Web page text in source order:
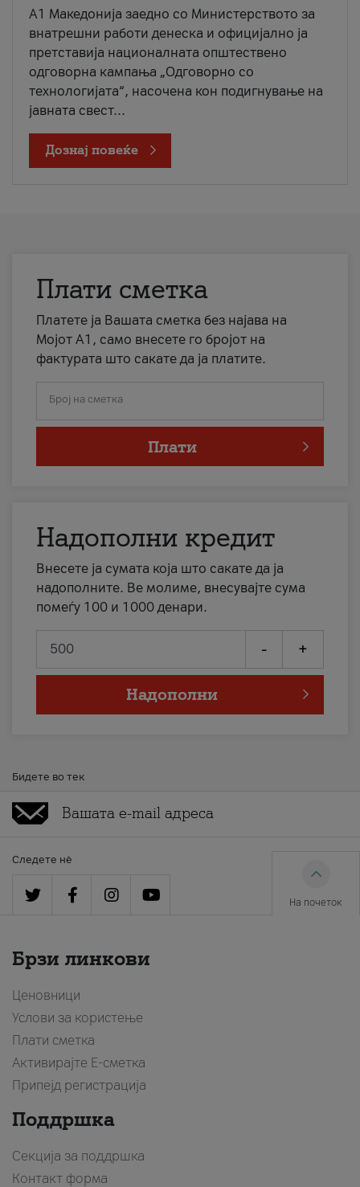
A1 Македонија заедно со Министерството за
внатрешни работи денеска и официјално ја
претставија националната општествено
одговорна кампања „Одговорно со
технологијата“, насочена кон подигнување на
јавната свест...
Дознај повеќе
Плати сметка
Платете ја Вашата сметка без најава на
Мојот А1, само внесете го бројот на
фактурата што сакате да ја платите.
Број на сметка
Плати
Надополни кредит
Внесете ја сумата која што сакате да ја
надополните. Ве молиме, внесувајте сума
помеѓу 100 и 1000 денари.
- +
Надополни
Бидете во тек
Следете нè
На почеток
Брзи линкови
Ценовници
Услови за користење
Плати сметка
Активирајте Е-сметка
Припејд регистрација
Поддршка
Секција за поддршка
Контакт форма